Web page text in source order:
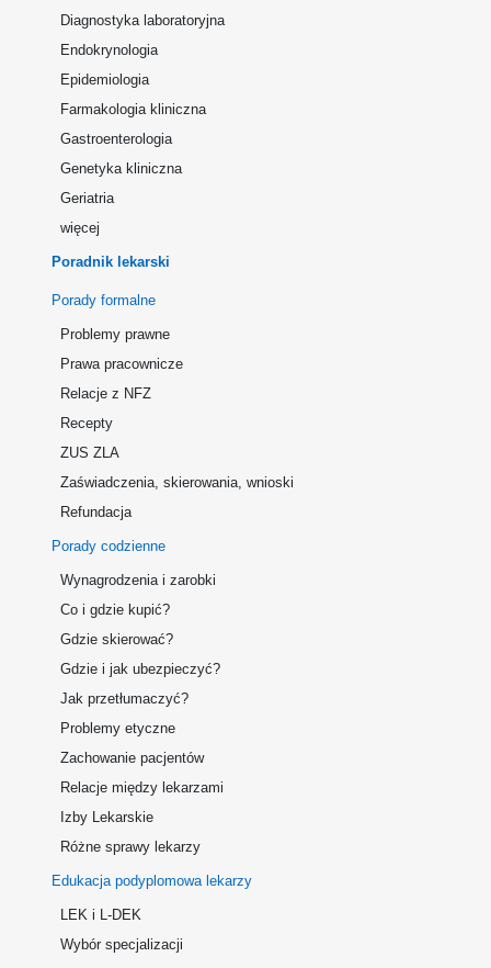
Diagnostyka laboratoryjna
Endokrynologia
Epidemiologia
Farmakologia kliniczna
Gastroenterologia
Genetyka kliniczna
Geriatria
więcej
Poradnik lekarski
Porady formalne
Problemy prawne
Prawa pracownicze
Relacje z NFZ
Recepty
ZUS ZLA
Zaświadczenia, skierowania, wnioski
Refundacja
Porady codzienne
Wynagrodzenia i zarobki
Co i gdzie kupić?
Gdzie skierować?
Gdzie i jak ubezpieczyć?
Jak przetłumaczyć?
Problemy etyczne
Zachowanie pacjentów
Relacje między lekarzami
Izby Lekarskie
Różne sprawy lekarzy
Edukacja podyplomowa lekarzy
LEK i L-DEK
Wybór specjalizacji